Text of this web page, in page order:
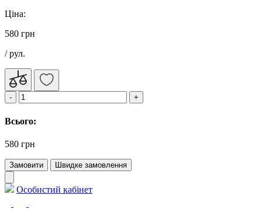
Ціна:
580 грн
/ рул.
Всього:
580 грн
Замовити Швидке замовлення
Особистий кабінет